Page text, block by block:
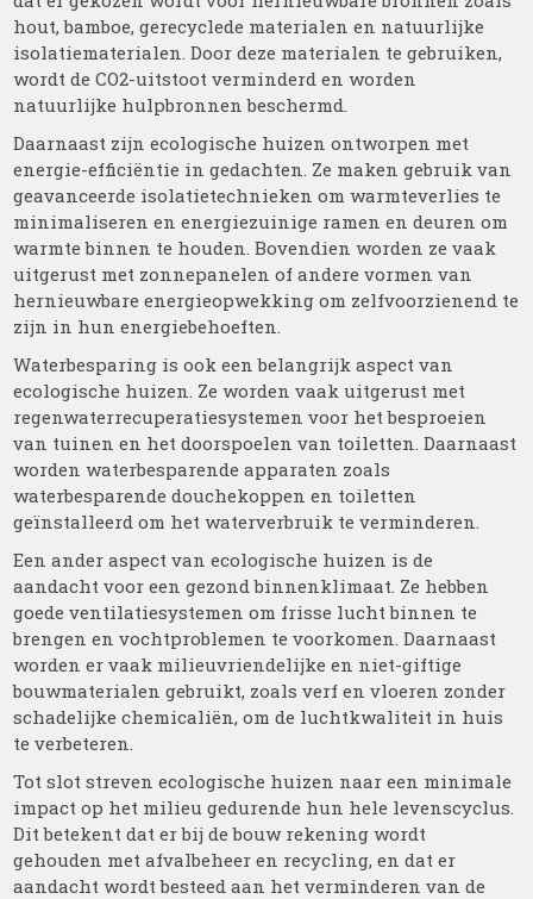
hout, bamboe, gerecyclede materialen en natuurlijke
isolatiematerialen. Door deze materialen te gebruiken,
wordt de CO2-uitstoot verminderd en worden
natuurlijke hulpbronnen beschermd.
Daarnaast zijn ecologische huizen ontworpen met
energie-efficiëntie in gedachten. Ze maken gebruik van
geavanceerde isolatietechnieken om warmteverlies te
minimaliseren en energiezuinige ramen en deuren om
warmte binnen te houden. Bovendien worden ze vaak
uitgerust met zonnepanelen of andere vormen van
hernieuwbare energieopwekking om zelfvoorzienend te
zijn in hun energiebehoeften.
Waterbesparing is ook een belangrijk aspect van
ecologische huizen. Ze worden vaak uitgerust met
regenwaterrecuperatiesystemen voor het besproeien
van tuinen en het doorspoelen van toiletten. Daarnaast
worden waterbesparende apparaten zoals
waterbesparende douchekoppen en toiletten
geïnstalleerd om het waterverbruik te verminderen.
Een ander aspect van ecologische huizen is de
aandacht voor een gezond binnenklimaat. Ze hebben
goede ventilatiesystemen om frisse lucht binnen te
brengen en vochtproblemen te voorkomen. Daarnaast
worden er vaak milieuvriendelijke en niet-giftige
bouwmaterialen gebruikt, zoals verf en vloeren zonder
schadelijke chemicaliën, om de luchtkwaliteit in huis
te verbeteren.
Tot slot streven ecologische huizen naar een minimale
impact op het milieu gedurende hun hele levenscyclus.
Dit betekent dat er bij de bouw rekening wordt
gehouden met afvalbeheer en recycling, en dat er
aandacht wordt besteed aan het verminderen van de